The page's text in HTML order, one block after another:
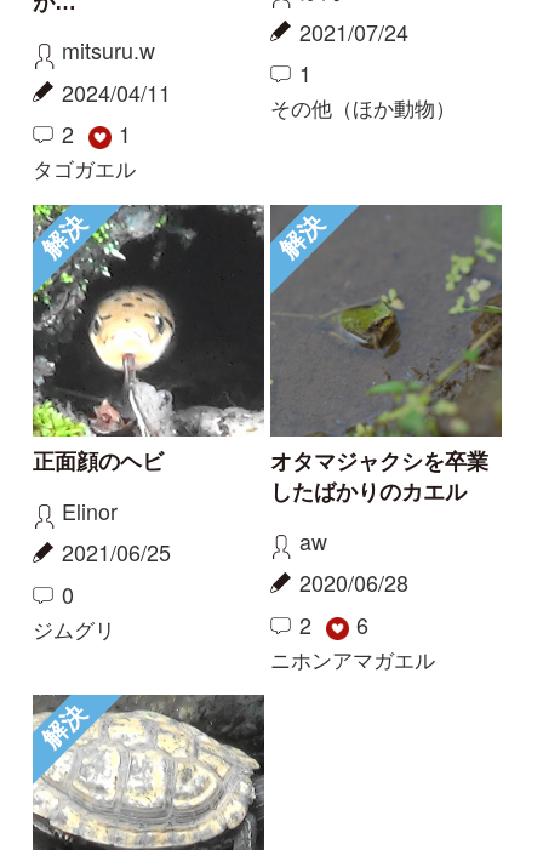
Tweets by i_zukanjp
初めての方へ コース一覧
新規会員登録 掲載図鑑一覧 よくある質問
法人・研究機関で
ご利用の方へ
質問・報告掲示板 補足リンク集
マイページ
利用規約｜有料会員利用規約｜ お問い合わせ
シーについて
特定商取引法に基づく表示｜運営会社
ープ